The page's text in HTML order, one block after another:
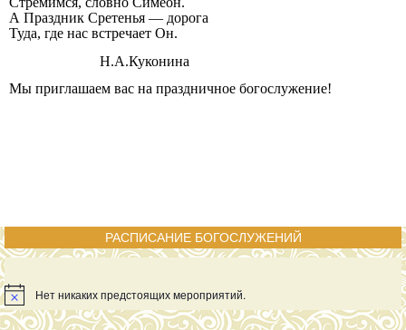
А Праздник Сретенья — дорога
Туда, где нас встречает Он.
Н.А.Куконина
Мы приглашаем вас на праздничное богослужение!
РАСПИСАНИЕ БОГОСЛУЖЕНИЙ
Нет никаких предстоящих мероприятий.